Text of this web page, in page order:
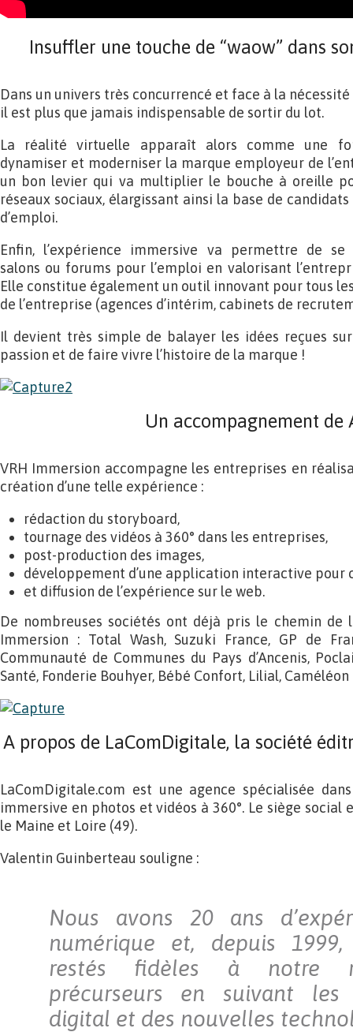
Insuffler une touche de “waow” dans
Dans un univers très concurrencé et face à la
il est plus que jamais indispensable de sortir du lot.
La réalité virtuelle apparaît alors comme une
dynamiser et moderniser la marque employeur de
un bon levier qui va multiplier le bouche à oreille
réseaux sociaux, élargissant ainsi la base de
d’emploi.
Enfin, l’expérience immersive va permettre de
salons ou forums pour l’emploi en valorisant
Elle constitue également un outil innovant pour tous
de l’entreprise (agences d’intérim, cabinets de
Il devient très simple de balayer les idées reçues
passion et de faire vivre l’histoire de la marque !
Un accompagnement de
VRH Immersion accompagne les entreprises en
création d’une telle expérience :
rédaction du storyboard,
tournage des vidéos à 360° dans les entreprises,
post-production des images,
développement d’une application interactive pour
et diffusion de l’expérience sur le web.
De nombreuses sociétés ont déjà pris le chemin de
Immersion : Total Wash, Suzuki France, GP de
Communauté de Communes du Pays d’Ancenis,
Santé, Fonderie Bouhyer, Bébé Confort, Lilial,
A propos de LaComDigitale, la société
LaComDigitale.com est une agence spécialisée
immersive en photos et vidéos à 360°. Le siège social
le Maine et Loire (49).
Valentin Guinberteau souligne :
Nous avons 20 ans
numérique et, depuis
restés fidèles à notre
précurseurs en suivant
digital et des nouvelles